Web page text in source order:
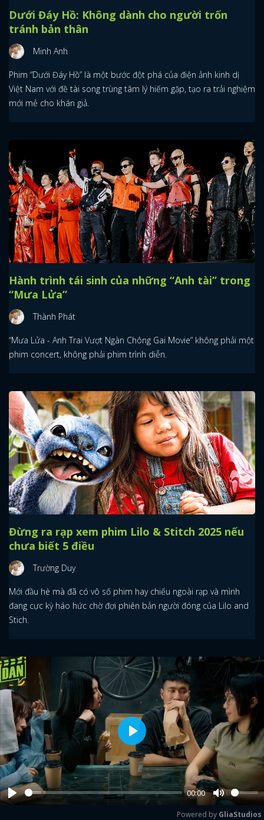
Dưới Đáy Hồ: Không dành cho người trốn
tránh bản thân
Minh Anh
Phim “Dưới Đáy Hồ” là một bước đột phá của điện ảnh kinh dị
Việt Nam với đề tài song trùng tâm lý hiếm gặp, tạo ra trải nghiệm
mới mẻ cho khán giả.
Hành trình tái sinh của những “Anh tài” trong
“Mưa Lửa”
Thành Phát
“Mưa Lửa - Anh Trai Vượt Ngàn Chông Gai Movie” không phải một
phim concert, không phải phim trình diễn.
Đừng ra rạp xem phim Lilo & Stitch 2025 nếu
chưa biết 5 điều
Trường Duy
Mới đầu hè mà đã có vô số phim hay chiếu ngoài rạp và mình
đang cực kỳ háo hức chờ đợi phiên bản người đóng của Lilo and
Stich.
Play
00:00
Mute
Play
Powered by GliaStudios